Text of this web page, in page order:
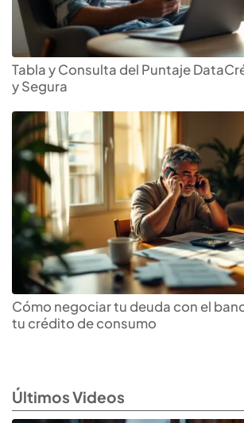
Tabla y Consulta del Puntaje
y Segura
Cómo negociar tu deuda con el
tu crédito de consumo
Últimos Videos